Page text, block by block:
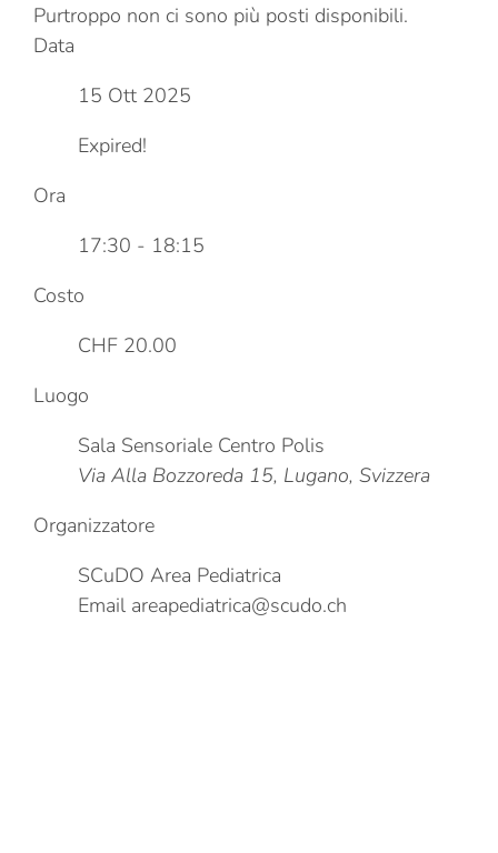
Purtroppo non ci sono più posti disponibili.
Data
15 Ott 2025
Expired!
Ora
17:30 - 18:15
Costo
CHF 20.00
Luogo
Sala Sensoriale Centro Polis
Via Alla Bozzoreda 15, Lugano, Svizzera
Organizzatore
SCuDO Area Pediatrica
Email areapediatrica@scudo.ch